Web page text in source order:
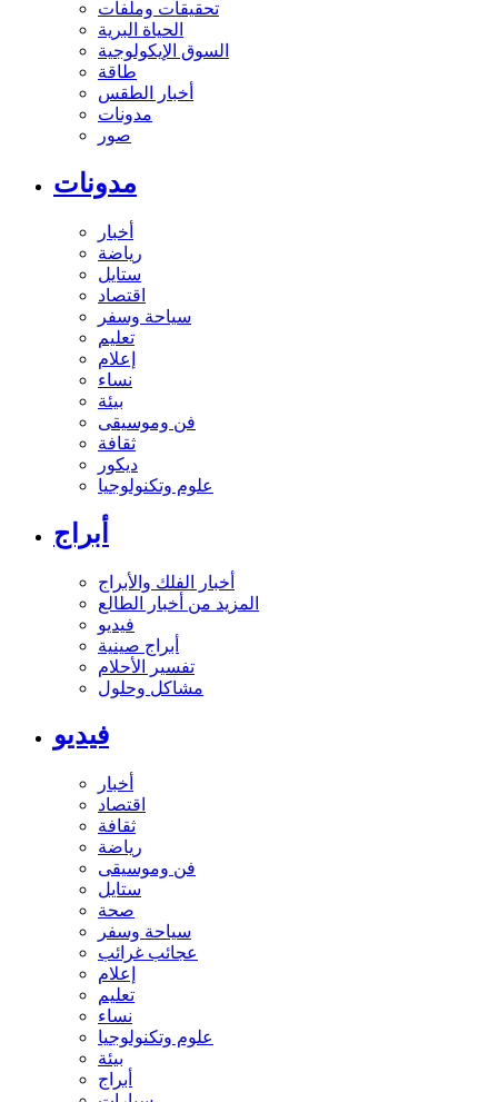
تحقيقات وملفات
الحياة البرية
السوق الإيكولوجية
طاقة
أخبار الطقس
مدونات
صور
مدونات
أخبار
رياضة
ستايل
اقتصاد
سياحة وسفر
تعليم
إعلام
نساء
بيئة
فن وموسيقى
ثقافة
ديكور
علوم وتكنولوجيا
أبراج
أخبار الفلك والأبراج
المزيد من أخبار الطالع
فيديو
أبراج صينية
تفسير الأحلام
مشاكل وحلول
فيديو
أخبار
اقتصاد
ثقافة
رياضة
فن وموسيقى
ستايل
صحة
سياحة وسفر
عجائب غرائب
إعلام
تعليم
نساء
علوم وتكنولوجيا
بيئة
أبراج